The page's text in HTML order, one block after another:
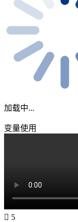
加载中...
变量使用
5